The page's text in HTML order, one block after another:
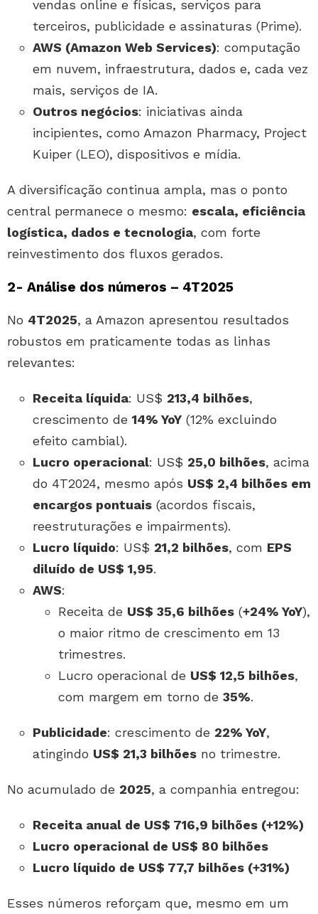
vendas online e físicas, serviços para
terceiros, publicidade e assinaturas (Prime).
AWS (Amazon Web Services): computação
em nuvem, infraestrutura, dados e, cada vez
mais, serviços de IA.
Outros negócios: iniciativas ainda
incipientes, como Amazon Pharmacy, Project
Kuiper (LEO), dispositivos e mídia.
A diversificação continua ampla, mas o ponto
central permanece o mesmo: escala, eficiência
logística, dados e tecnologia, com forte
reinvestimento dos fluxos gerados.
2- Análise dos números – 4T2025
No 4T2025, a Amazon apresentou resultados
robustos em praticamente todas as linhas
relevantes:
Receita líquida: US$ 213,4 bilhões,
crescimento de 14% YoY (12% excluindo
efeito cambial).
Lucro operacional: US$ 25,0 bilhões, acima
do 4T2024, mesmo após US$ 2,4 bilhões em
encargos pontuais (acordos fiscais,
reestruturações e impairments).
Lucro líquido: US$ 21,2 bilhões, com EPS
diluído de US$ 1,95.
AWS:
Receita de US$ 35,6 bilhões (+24% YoY),
o maior ritmo de crescimento em 13
trimestres.
Lucro operacional de US$ 12,5 bilhões,
com margem em torno de 35%.
Publicidade: crescimento de 22% YoY,
atingindo US$ 21,3 bilhões no trimestre.
No acumulado de 2025, a companhia entregou:
Receita anual de US$ 716,9 bilhões (+12%)
Lucro operacional de US$ 80 bilhões
Lucro líquido de US$ 77,7 bilhões (+31%)
Esses números reforçam que, mesmo em um